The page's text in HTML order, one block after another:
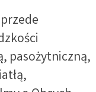
pasożytniczną,